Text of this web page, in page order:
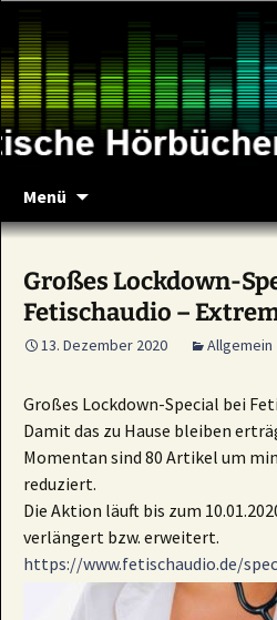
Inhalt
springen
Menü
Großes Lockdown-
Fetischaudio –
13. Dezember 2020 Allgemein
Großes Lockdown-Special bei
Damit das zu Hause bleiben
Momentan sind 80 Artikel um
reduziert.
Die Aktion läuft bis zum
verlängert bzw. erweitert.
https://www.fetischaudio.de/